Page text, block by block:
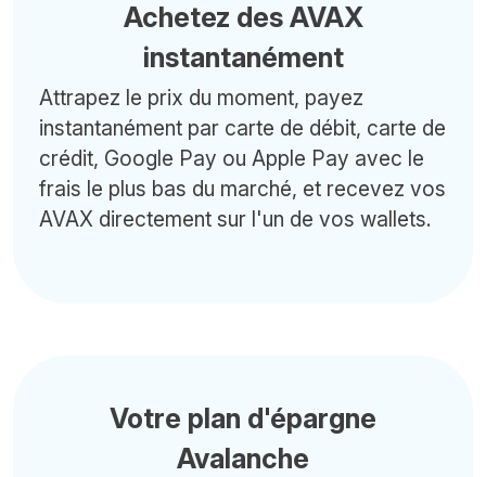
Achetez des AVAX
instantanément
Attrapez le prix du moment, payez
instantanément par carte de débit, carte de
crédit, Google Pay ou Apple Pay avec le
frais le plus bas du marché, et recevez vos
AVAX directement sur l'un de vos wallets.
Votre plan d'épargne
Avalanche